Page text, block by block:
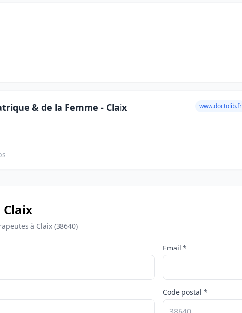
& de la Femme - Claix www.doctolib.fr
Claix
à Claix (38640)
Email *
Code postal *